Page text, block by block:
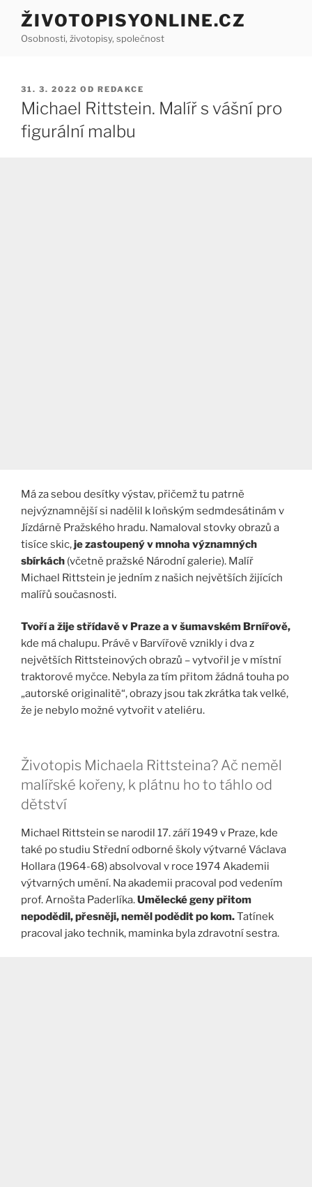
Přejít
obsahu
ŽIVOTOPISYONLINE.CZ
Osobnosti, životopisy, společnost
PUBLIKOVÁNO
31. 3. 2022 OD REDAKCE
Michael Rittstein. Malíř s vášní pro
figurální malbu
Má za sebou desítky výstav, přičemž tu patrně
nejvýznamnější si nadělil k loňským sedmdesátinám v
Jízdárně Pražského hradu. Namaloval stovky obrazů a
tisíce skic,je zastoupený v mnoha významných
sbírkách (včetně pražské Národní galerie). Malíř
Michael Rittstein je jedním z našich největších žijících
malířů současnosti.
Tvoří a žije střídavě v Praze a v šumavském Brnířově,
kde má chalupu. Právě v Barvířově vznikly i dva z
největších Rittsteinových obrazů – vytvořil je v místní
traktorové myčce. Nebyla za tím přitom žádná touha po
„autorské originalitě“, obrazy jsou tak zkrátka tak velké,
že je nebylo možné vytvořit v ateliéru.
Životopis Michaela Rittsteina? Ač neměl
malířské kořeny, k plátnu ho to táhlo od
dětství
Michael Rittstein se narodil 17. září 1949 v Praze, kde
také po studiu Střední odborné školy výtvarné Václava
Hollara (1964-68) absolvoval v roce 1974 Akademii
výtvarných umění. Na akademii pracoval pod vedením
prof. Arnošta Paderlíka.Umělecké geny přitom
nepodědil, přesněji, neměl podědit po kom.Tatínek
pracoval jako technik, maminka byla zdravotní sestra.